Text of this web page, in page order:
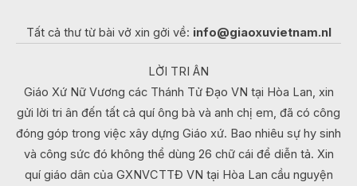
Tất cả thư từ bài vở xin gởi về: info@giaoxuvietnam.nl
LỜI TRI ÂN
Giáo Xứ Nữ Vương các Thánh Tử Đạo VN tại Hòa Lan, xin
gửi lời tri ân đến tất cả quí ông bà và anh chị em, đã có công
đóng góp trong việc xây dựng Giáo xứ. Bao nhiêu sự hy sinh
và công sức đó không thể dùng 26 chữ cái để diễn tả. Xin
quí giáo dân của GXNVCTTĐ VN tại Hòa Lan cầu nguyện